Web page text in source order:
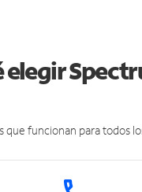
elegir
que funcionan para todos